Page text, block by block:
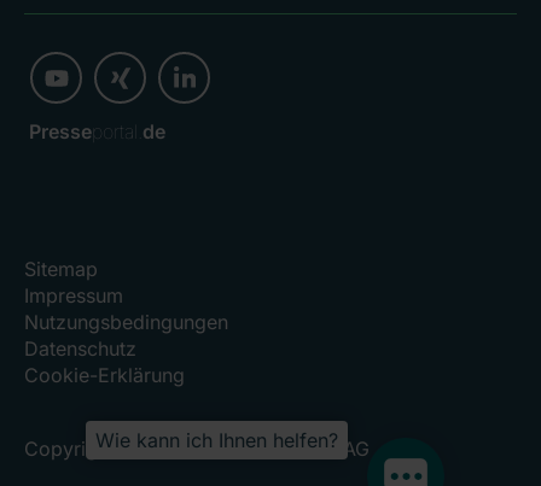
Presseportal. de
Sitemap
Impressum
Nutzungsbedingungen
Datenschutz
Cookie-Erklärung
Copyright 2026, RHÖN-KLINIKUM AG
Wie kann ich Ihnen helfen?